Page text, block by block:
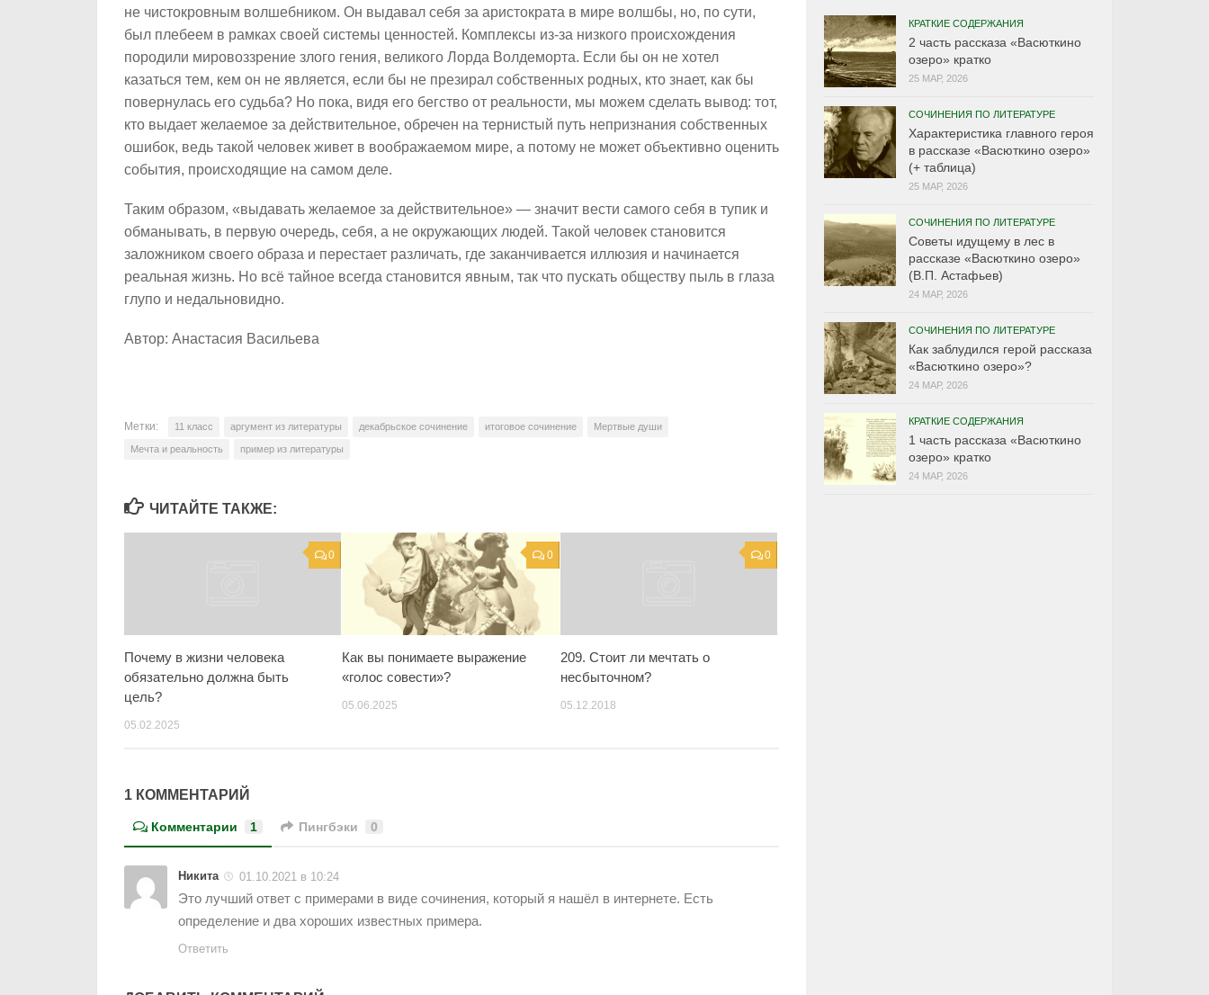
не чистокровным волшебником. Он выдавал себя за аристократа в мире волшбы, но, по сути,
был плебеем в рамках своей системы ценностей. Комплексы из-за низкого происхождения
породили мировоззрение злого гения, великого Лорда Волдеморта. Если бы он не хотел
казаться тем, кем он не является, если бы не презирал собственных родных, кто знает, как бы
повернулась его судьба? Но пока, видя его бегство от реальности, мы можем сделать вывод: тот,
кто выдает желаемое за действительное, обречен на тернистый путь непризнания собственных
ошибок, ведь такой человек живет в воображаемом мире, а потому не может объективно оценить
события, происходящие на самом деле.
Таким образом, «выдавать желаемое за действительное» — значит вести самого себя в тупик и
обманывать, в первую очередь, себя, а не окружающих людей. Такой человек становится
заложником своего образа и перестает различать, где заканчивается иллюзия и начинается
реальная жизнь. Но всё тайное всегда становится явным, так что пускать обществу пыль в глаза
глупо и недальновидно.
Автор: Анастасия Васильева
Метки: 11 класс аргумент из литературы декабрьское сочинение итоговое сочинение Мертвые души
Мечта и реальность пример из литературы
ЧИТАЙТЕ ТАКЖЕ:
0
Почему в жизни человека
обязательно должна быть
цель?
05.02.2025
0
Как вы понимаете выражение
«голос совести»?
05.06.2025
0
209. Стоит ли мечтать о
несбыточном?
05.12.2018
1 КОММЕНТАРИЙ
Комментарии 1 Пингбэки 0
Никита 01.10.2021 в 10:24
Это лучший ответ с примерами в виде сочинения, который я нашёл в интернете. Есть
определение и два хороших известных примера.
Ответить
КРАТКИЕ СОДЕРЖАНИЯ
2 часть рассказа «Васюткино
озеро» кратко
25 МАР, 2026
СОЧИНЕНИЯ ПО ЛИТЕРАТУРЕ
Характеристика главного героя
в рассказе «Васюткино озеро»
(+ таблица)
25 МАР, 2026
СОЧИНЕНИЯ ПО ЛИТЕРАТУРЕ
Советы идущему в лес в
рассказе «Васюткино озеро»
(В.П. Астафьев)
24 МАР, 2026
СОЧИНЕНИЯ ПО ЛИТЕРАТУРЕ
Как заблудился герой рассказа
«Васюткино озеро»?
24 МАР, 2026
КРАТКИЕ СОДЕРЖАНИЯ
1 часть рассказа «Васюткино
озеро» кратко
24 МАР, 2026